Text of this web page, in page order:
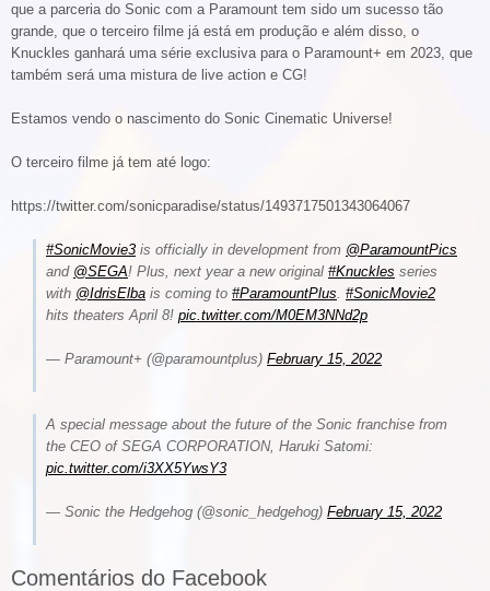
que a parceria do Sonic com a Paramount tem sido um sucesso tão
grande, que o terceiro filme já está em produção e além disso, o
Knuckles ganhará uma série exclusiva para o Paramount+ em 2023, que
também será uma mistura de live action e CG!
Estamos vendo o nascimento do Sonic Cinematic Universe!
O terceiro filme já tem até logo:
https://twitter.com/sonicparadise/status/1493717501343064067
#SonicMovie3 is officially in development from @ParamountPics
and @SEGA! Plus, next year a new original #Knuckles series
with @IdrisElba is coming to #ParamountPlus. #SonicMovie2
hits theaters April 8! pic.twitter.com/M0EM3NNd2p
— Paramount+ (@paramountplus) February 15, 2022
A special message about the future of the Sonic franchise from
the CEO of SEGA CORPORATION, Haruki Satomi:
pic.twitter.com/i3XX5YwsY3
— Sonic the Hedgehog (@sonic_hedgehog) February 15, 2022
Comentários do Facebook